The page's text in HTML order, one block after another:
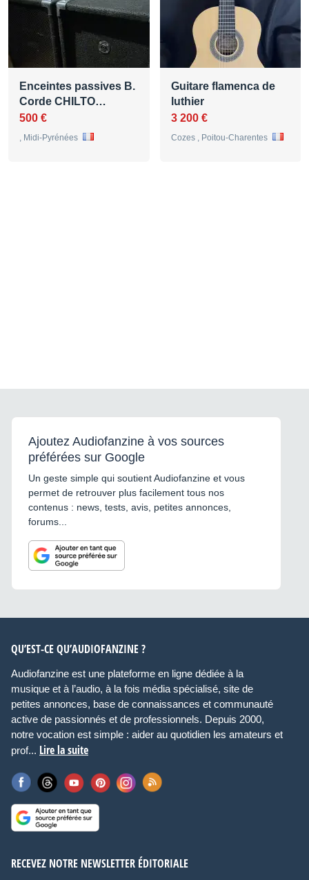
Enceintes passives B.
Corde CHILTO…
500 €
, Midi-Pyrénées
Guitare flamenca de
luthier
3 200 €
Cozes , Poitou-Charentes
Ajoutez Audiofanzine à vos sources
préférées sur Google
Un geste simple qui soutient Audiofanzine et vous
permet de retrouver plus facilement tous nos
contenus : news, tests, avis, petites annonces,
forums...
QU’EST-CE QU’AUDIOFANZINE ?
Audiofanzine est une plateforme en ligne dédiée à la
musique et à l’audio, à la fois média spécialisé, site de
petites annonces, base de connaissances et communauté
active de passionnés et de professionnels. Depuis 2000,
notre vocation est simple : aider au quotidien les amateurs et
prof... Lire la suite
RECEVEZ NOTRE NEWSLETTER ÉDITORIALE